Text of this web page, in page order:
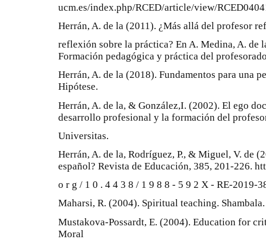
ucm.es/index.php/RCED/article/view/
Herrán, A. de la (2011). ¿Más allá del profesor
reflexión sobre la práctica? En A. Medina, A. de
Formación pedagógica y práctica del
Herrán, A. de la (2018). Fundamentos para una
Hipótese.
Herrán, A. de la, & González,I. (2002). El ego
desarrollo profesional y la formación del
Universitas.
Herrán, A. de la, Rodríguez, P., & Miguel, V. de
español? Revista de Educación, 385, 201-226.
o r g / 1 0 . 4 4 3 8 / 1 9 8 8 - 5 9 2 X - RE-2019-
Maharsi, R. (2004). Spiritual teaching. Shambala.
Mustakova-Possardt, E. (2004). Education for
Moral